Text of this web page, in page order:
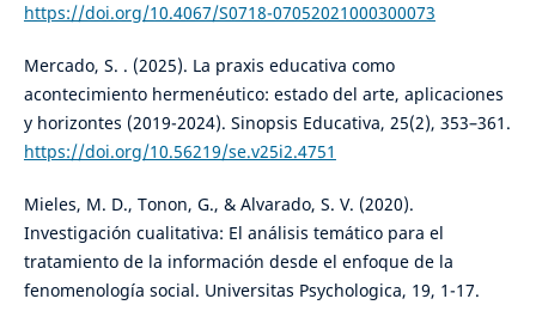
https://doi.org/10.4067/S0718-07052021000300073
Mercado, S. . (2025). La praxis educativa como
acontecimiento hermenéutico: estado del arte, aplicaciones
y horizontes (2019-2024). Sinopsis Educativa, 25(2), 353–361.
https://doi.org/10.56219/se.v25i2.4751
Mieles, M. D., Tonon, G., & Alvarado, S. V. (2020).
Investigación cualitativa: El análisis temático para el
tratamiento de la información desde el enfoque de la
fenomenología social. Universitas Psychologica, 19, 1-17.